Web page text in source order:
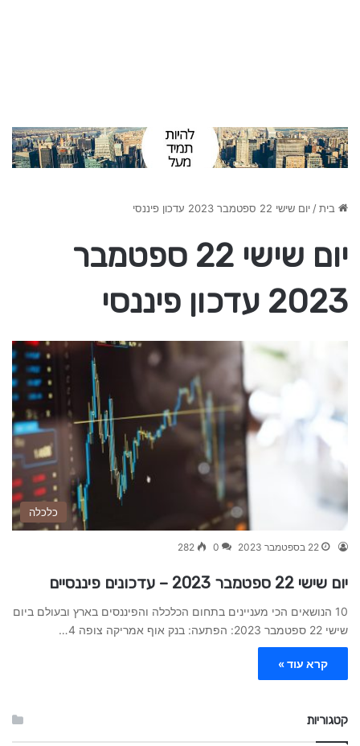
בית/יום שישי 22 ספטמבר 2023 עדכון פיננסי
יום שישי 22 ספטמבר
2023 עדכון פיננסי
כלכלה
22 בספטמבר 2023 0
282
יום שישי 22 ספטמבר 2023 – עדכונים פיננסיים
10 הנושאים הכי מעניינים בתחום הכלכלה והפיננסים בארץ ובעולם ביום
שישי 22 ספטמבר 2023: הפתעה: בנק אוף אמריקה צופה 4…
קרא עוד »
קטגוריות